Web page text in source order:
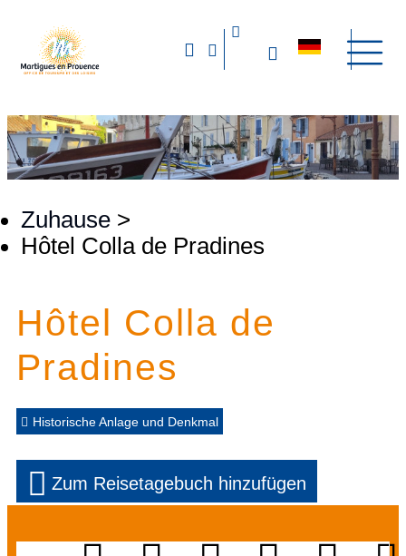
Zuhause >
Hôtel Colla de Pradines
Hôtel Colla de
Pradines
Historische Anlage und Denkmal
Zum Reisetagebuch hinzufügen